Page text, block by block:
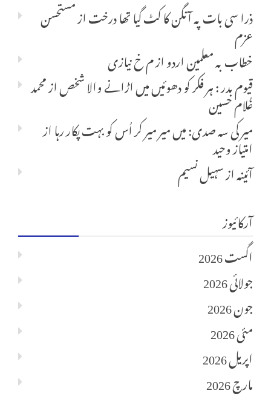
ذرا سی بات پہ آنگن کا کٹ گیا تھا درختازمستحسن
عزم
خطاب بہ معلمین اردوازم خ نیازی
قیوم بدر : ہر فکر کو دھوئیں میں اڑانے والا شخصازمحمد
غُلام حسین
میر کی سہ صدی: میں میر میر کر اُس کو بہت پکار رہااز
امتیاز وحید
آئینہازسہیل نسیم
آرکائیوز
اگست 2026
جولائی 2026
جون 2026
مئی 2026
اپریل 2026
مارچ 2026